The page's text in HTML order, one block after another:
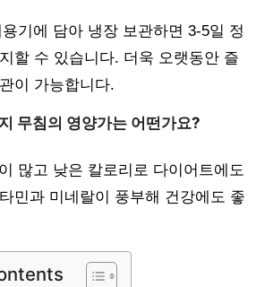
기에 담아 냉장 보관하면 3-5일 정
할 수 있습니다. 더욱 오랫동안 즐
이 가능합니다.
무침의 영양가는 어떤가요?
많고 낮은 칼로리로 다이어트에도
민과 미네랄이 풍부해 건강에도 좋